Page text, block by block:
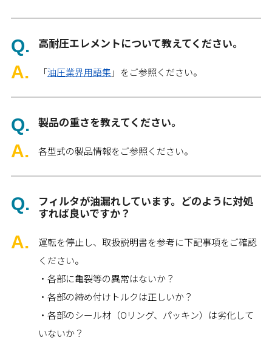
高耐圧エレメントについて教えてください。
「油圧業界用語集」をご参照ください。
製品の重さを教えてください。
各型式の製品情報をご参照ください。
フィルタが油漏れしています。どのように対処
すれば良いですか？
運転を停止し、取扱説明書を参考に下記事項をご確認
ください。
・各部に亀裂等の異常はないか？
・各部の締め付けトルクは正しいか？
・各部のシール材（Oリング、パッキン）は劣化して
いないか？